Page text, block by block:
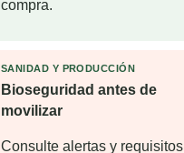
compra.
SANIDAD Y PRODUCCIÓN
Bioseguridad antes de
movilizar
Consulte alertas y requisitos